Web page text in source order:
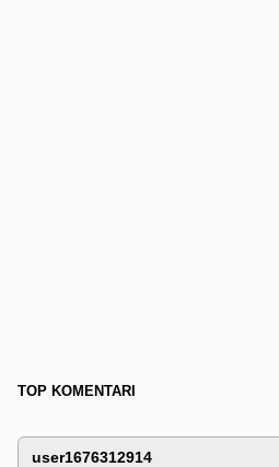
TOP KOMENTARI
user1676312914